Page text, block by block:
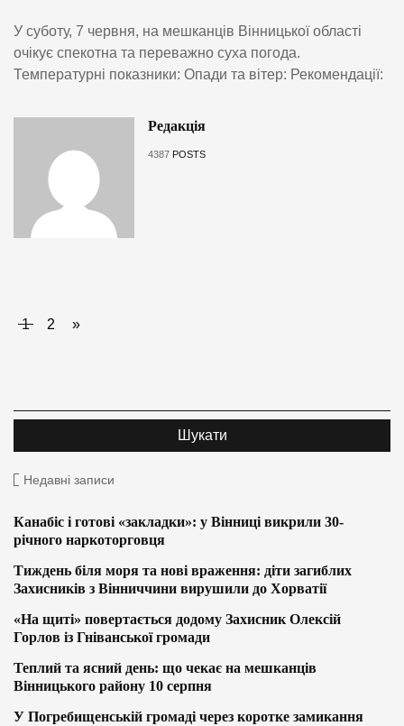
У суботу, 7 червня, на мешканців Вінницької області
очікує спекотна та переважно суха погода.
Температурні показники: Опади та вітер: Рекомендації:
Редакція
4387 POSTS
1 2 »
Недавні записи
Канабіс і готові «закладки»: у Вінниці викрили 30-
річного наркоторговця
Тиждень біля моря та нові враження: діти загиблих
Захисників з Вінниччини вирушили до Хорватії
«На щиті» повертається додому Захисник Олексій
Горлов із Гніванської громади
Теплий та ясний день: що чекає на мешканців
Вінницького району 10 серпня
У Погребищенській громаді через коротке замикання